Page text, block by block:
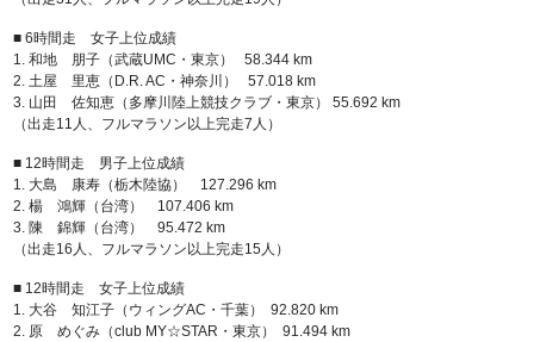
■ 6時間走 女子上位成績
1. 和地 朋子（武蔵UMC・東京） 58.344 km
2. 土屋 里恵（D.R. AC・神奈川） 57.018 km
3. 山田 佐知恵（多摩川陸上競技クラブ・東京） 55.692 km
（出走11人、フルマラソン以上完走7人）
■ 12時間走 男子上位成績
1. 大島 康寿（栃木陸協） 127.296 km
2. 楊 鴻輝（台湾） 107.406 km
3. 陳 錦輝（台湾） 95.472 km
（出走16人、フルマラソン以上完走15人）
■ 12時間走 女子上位成績
1. 大谷 知江子（ウィングAC・千葉） 92.820 km
2. 原 めぐみ（club MY☆STAR・東京） 91.494 km